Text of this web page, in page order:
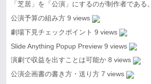
「芝居」を「公演」にするのが制作者である。
公演予算の組み方 9 views
劇場下見チェックポイント 9 views
Slide Anything Popup Preview 9 views
演劇で収益を出すことは可能か 8 views
公演企画書の書き方・送り方 7 views